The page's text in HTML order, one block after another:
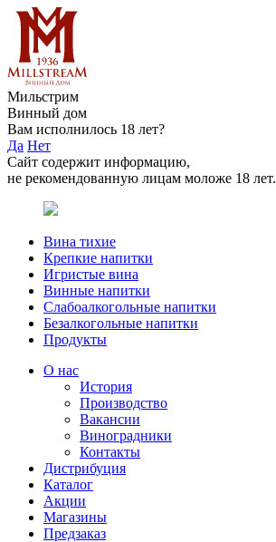
Мильстрим
Винный дом
Вам исполнилось 18 лет?
Да Нет
Сайт содержит информацию,
не рекомендованную лицам моложе 18 лет.
Вина тихие
Крепкие напитки
Игристые вина
Винные напитки
Слабоалкогольные напитки
Безалкогольные напитки
Продукты
О нас
История
Производство
Вакансии
Виноградники
Контакты
Дистрибуция
Каталог
Акции
Магазины
Предзаказ